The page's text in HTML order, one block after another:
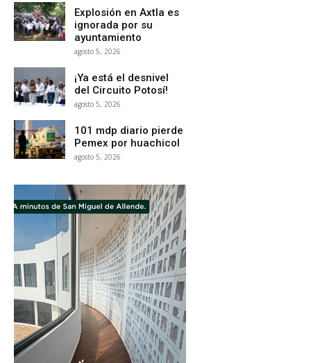
Explosión en Axtla es
ignorada por su
ayuntamiento
agosto 5, 2026
¡Ya está el desnivel
del Circuito Potosí!
agosto 5, 2026
101 mdp diario pierde
Pemex por huachicol
agosto 5, 2026